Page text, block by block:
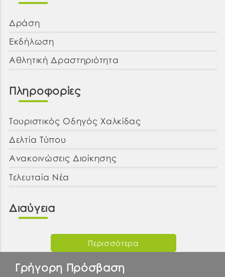
Δράση
Εκδήλωση
Αθλητική Δραστηριότητα
Πληροφορίες
Τουριστικός Οδηγός Χαλκίδας
Δελτία Τύπου
Ανακοινώσεις Διοίκησης
Τελευταία Νέα
Διαύγεια
Περισσότερα
Γρήγορη Πρόσβαση